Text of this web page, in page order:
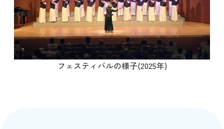
フェスティバルの様子(2025年)